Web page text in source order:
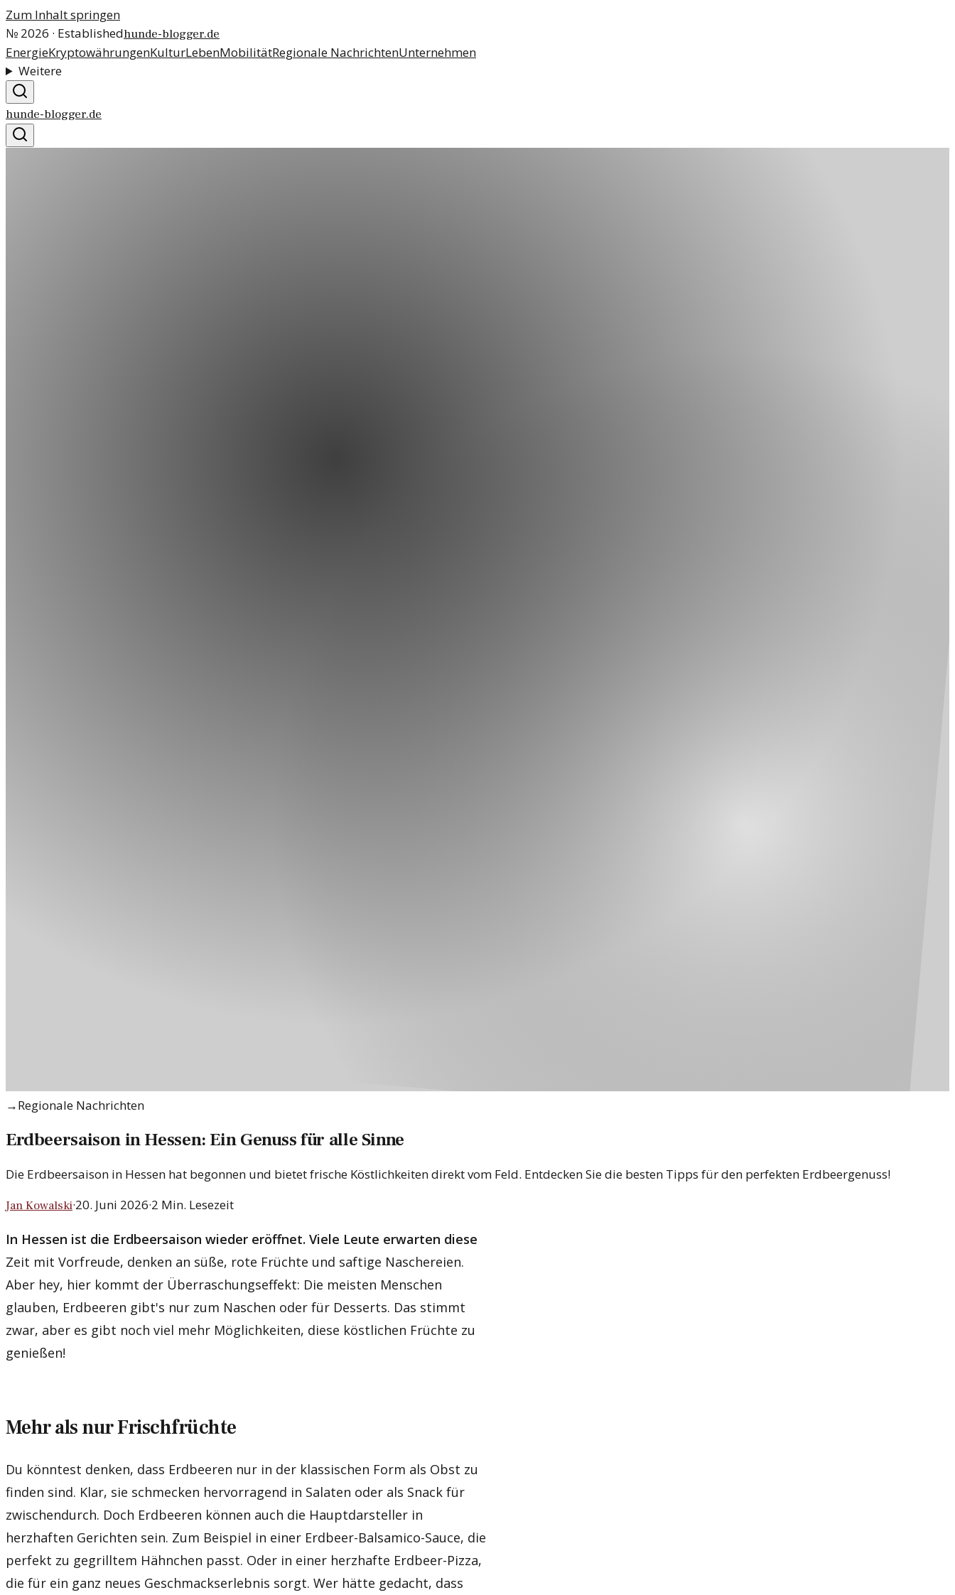
Zum Inhalt springen
№ 2026 · Establishedhunde-blogger.de
EnergieKryptowährungenKulturLebenMobilitätRegionale NachrichtenUnternehmen
Weitere
hunde-blogger.de
→Regionale Nachrichten
Erdbeersaison in Hessen: Ein Genuss für alle Sinne
Die Erdbeersaison in Hessen hat begonnen und bietet frische Köstlichkeiten direkt vom Feld. Entdecken Sie die besten Tipps für den perfekten Erdbeergenuss!
Jan Kowalski·20. Juni 2026·2 Min. Lesezeit
In Hessen ist die Erdbeersaison wieder eröffnet. Viele Leute erwarten diese
Zeit mit Vorfreude, denken an süße, rote Früchte und saftige Naschereien.
Aber hey, hier kommt der Überraschungseffekt: Die meisten Menschen
glauben, Erdbeeren gibt's nur zum Naschen oder für Desserts. Das stimmt
zwar, aber es gibt noch viel mehr Möglichkeiten, diese köstlichen Früchte zu
genießen!
Mehr als nur Frischfrüchte
Du könntest denken, dass Erdbeeren nur in der klassischen Form als Obst zu
finden sind. Klar, sie schmecken hervorragend in Salaten oder als Snack für
zwischendurch. Doch Erdbeeren können auch die Hauptdarsteller in
herzhaften Gerichten sein. Zum Beispiel in einer Erdbeer-Balsamico-Sauce, die
perfekt zu gegrilltem Hähnchen passt. Oder in einer herzhafte Erdbeer-Pizza,
die für ein ganz neues Geschmackserlebnis sorgt. Wer hätte gedacht, dass